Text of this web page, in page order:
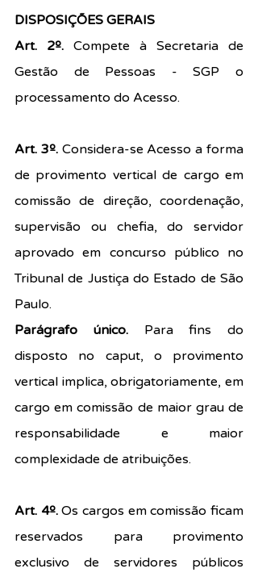
DISPOSIÇÕES GERAIS
Art. 2º. Compete à Secretaria de
Gestão de Pessoas - SGP o
processamento do Acesso.
Art. 3º. Considera-se Acesso a forma
de provimento vertical de cargo em
comissão de direção, coordenação,
supervisão ou chefia, do servidor
aprovado em concurso público no
Tribunal de Justiça do Estado de São
Paulo.
Parágrafo único. Para fins do
disposto no caput, o provimento
vertical implica, obrigatoriamente, em
cargo em comissão de maior grau de
responsabilidade e maior
complexidade de atribuições.
Art. 4º. Os cargos em comissão ficam
reservados para provimento
exclusivo de servidores públicos